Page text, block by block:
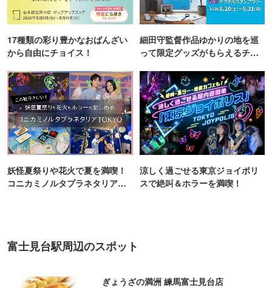
17種類の彩り豊かなおばんざい
から自由にチョイス！
細田守監督作品ゆかりの地を巡
って限定グッズがもらえるチャ
妖怪夏祭りや花火で夏を満喫！
コニカミノルタプラネタリア
涼しく過ごせる東京ジョイポリ
スで絶叫＆ホラーを満喫！
富士見台駅周辺のスポット
ぎょうざの満洲 練馬富士見台店